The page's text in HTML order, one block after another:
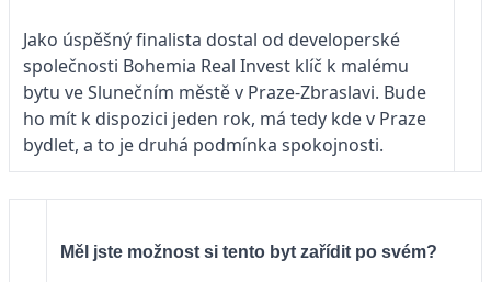
Jako úspěšný finalista dostal od developerské
společnosti Bohemia Real Invest klíč k malému
bytu ve Slunečním městě v Praze-Zbraslavi. Bude
ho mít k dispozici jeden rok, má tedy kde v Praze
bydlet, a to je druhá podmínka spokojnosti.
Měl jste možnost si tento byt zařídit po svém?